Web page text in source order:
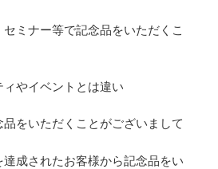
ミナー等で記念品をいただくこ
やイベントとは違い
をいただくことがございまして
成されたお客様から記念品をい